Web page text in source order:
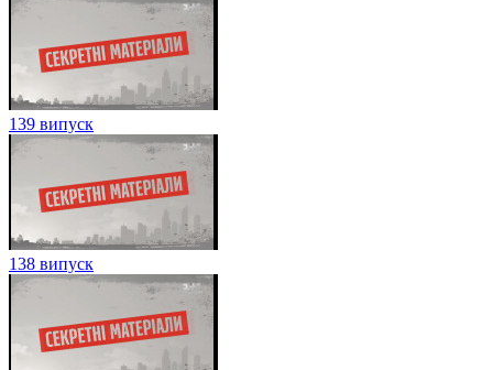
139 випуск
138 випуск